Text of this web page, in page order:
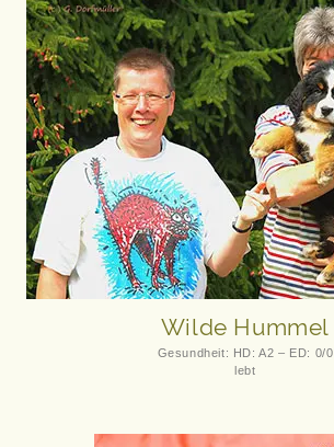
Wilde Hummel
Gesundheit: HD: A2 – ED: 0/0
lebt